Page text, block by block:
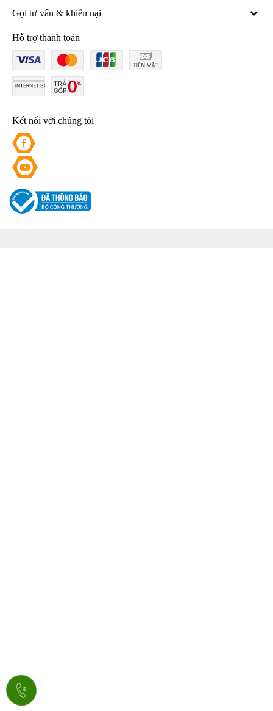
Gọi tư vấn & khiếu nại
Hỗ trợ thanh toán
Kết nối với chúng tôi